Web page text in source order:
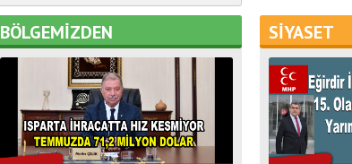
BÖLGEMİZDEN SİYASET